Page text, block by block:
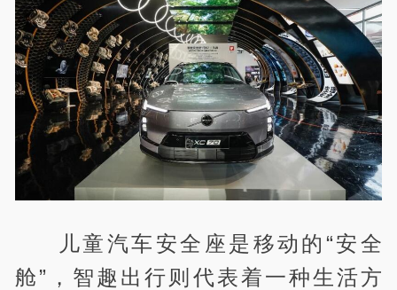
儿童汽车安全座是移动的“安全
舱”，智趣出行则代表着一种生活方